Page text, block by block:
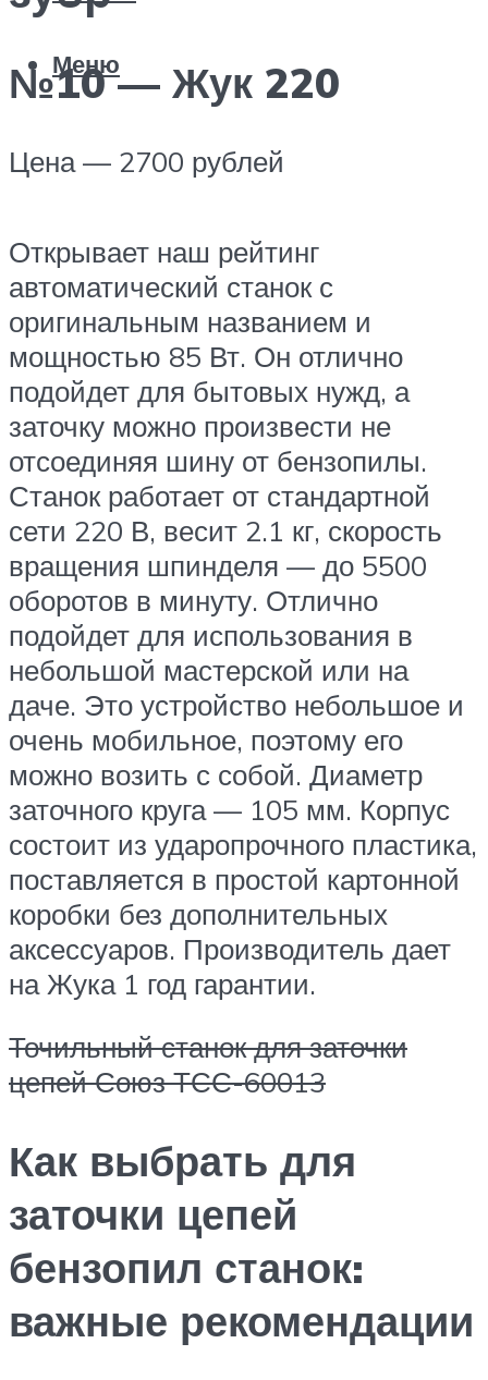
Меню
№10 — Жук 220
Цена — 2700 рублей
Открывает наш рейтинг
автоматический станок с
оригинальным названием и
мощностью 85 Вт. Он отлично
подойдет для бытовых нужд, а
заточку можно произвести не
отсоединяя шину от бензопилы.
Станок работает от стандартной
сети 220 В, весит 2.1 кг, скорость
вращения шпинделя — до 5500
оборотов в минуту. Отлично
подойдет для использования в
небольшой мастерской или на
даче. Это устройство небольшое и
очень мобильное, поэтому его
можно возить с собой. Диаметр
заточного круга — 105 мм. Корпус
состоит из ударопрочного пластика,
поставляется в простой картонной
коробки без дополнительных
аксессуаров. Производитель дает
на Жука 1 год гарантии.
Точильный станок для заточки
цепей Союз ТСС-60013
Как выбрать для
заточки цепей
бензопил станок:
важные рекомендации